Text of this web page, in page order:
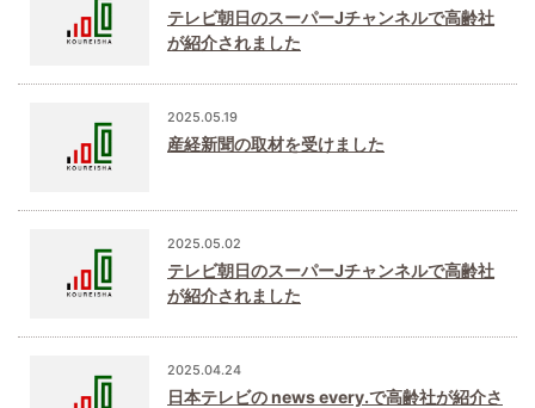
テレビ朝日のスーパーJチャンネルで高齢社
が紹介されました
2025.05.19
産経新聞の取材を受けました
2025.05.02
テレビ朝日のスーパーJチャンネルで高齢社
が紹介されました
2025.04.24
日本テレビの news every.で高齢社が紹介さ